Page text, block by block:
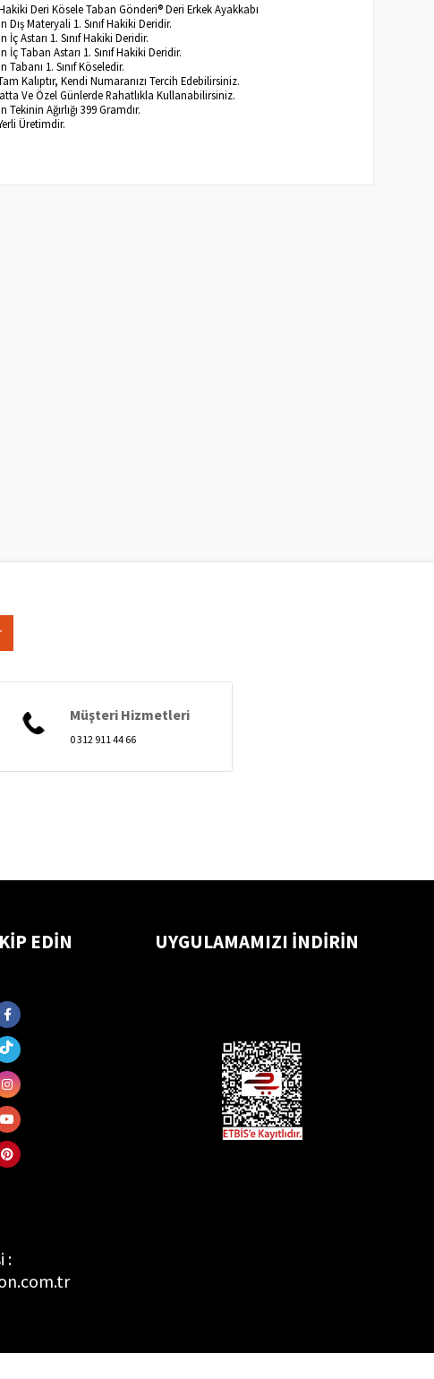
Deri Kösele Taban Gönderi® Deri Erkek Ayakkabı
Dış Materyali 1. Sınıf Hakiki Deridir.
Astarı 1. Sınıf Hakiki Deridir.
İç Taban Astarı 1. Sınıf Hakiki Deridir.
1. Sınıf Köseledir.
Kalıptır, Kendi Numaranızı Tercih Edebilirsiniz.
Ve Özel Günlerde Rahatlıkla Kullanabilirsiniz.
Ağırlığı 399 Gramdır.
Üretimdir.
Müşteri Hizmetleri
0 312 911 44 66
EDİN UYGULAMAMIZI İNDİRİN
: